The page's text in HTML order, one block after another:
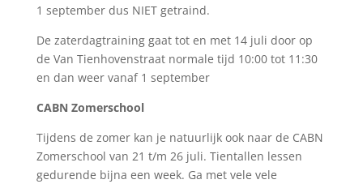
1 september dus NIET getraind.
De zaterdagtraining gaat tot en met 14 juli door op
de Van Tienhovenstraat normale tijd 10:00 tot 11:30
en dan weer vanaf 1 september
CABN Zomerschool
Tijdens de zomer kan je natuurlijk ook naar de CABN
Zomerschool van 21 t/m 26 juli. Tientallen lessen
gedurende bijna een week. Ga met vele vele